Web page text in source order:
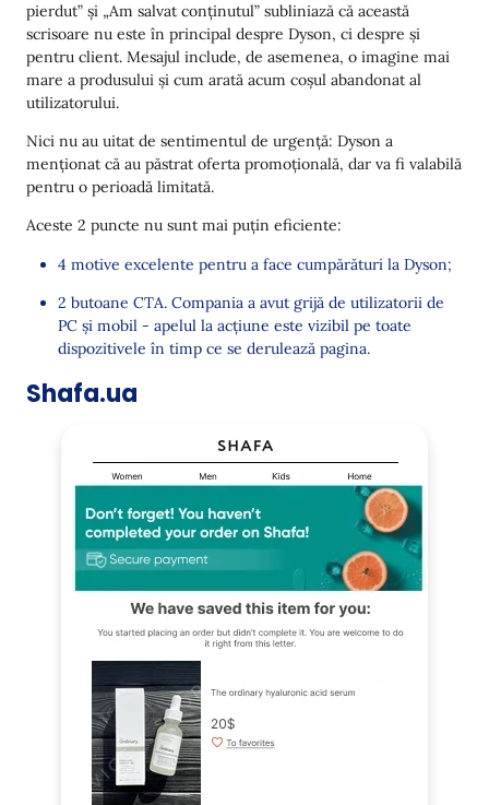
pierdut” și „Am salvat conținutul” subliniază că această
scrisoare nu este în principal despre Dyson, ci despre și
pentru client. Mesajul include, de asemenea, o imagine mai
mare a produsului și cum arată acum coșul abandonat al
utilizatorului.
Nici nu au uitat de sentimentul de urgență: Dyson a
menționat că au păstrat oferta promoțională, dar va fi valabilă
pentru o perioadă limitată.
Aceste 2 puncte nu sunt mai puțin eficiente:
4 motive excelente pentru a face cumpărături la Dyson;
2 butoane CTA. Compania a avut grijă de utilizatorii de
PC și mobil - apelul la acțiune este vizibil pe toate
dispozitivele în timp ce se derulează pagina.
Shafa.ua